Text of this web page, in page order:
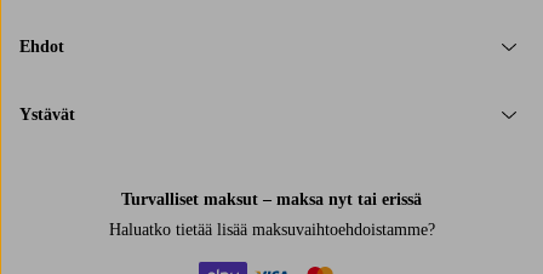
Ehdot
Ystävät
Turvalliset maksut – maksa nyt tai erissä
Haluatko tietää lisää maksuvaihtoehdoistamme?